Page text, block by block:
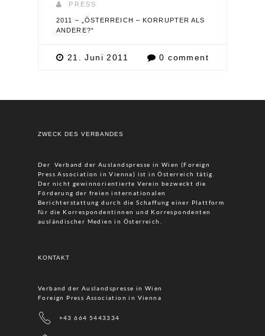
PRESS
2011 – „ÖSTERREICH – KORRUPTER ALS
ANDERE?“
21. Juni 2011 0 comment
ZWECK DES VERBANDES
Der Verband der Auslandspresse in Wien (Foreign
Press Association in Vienna) ist in Österreich tätig.
Der nicht gewinnorientierte Verein bezweckt die
Förderung der freien internationalen
Berichterstattung durch die Schaffung einer Plattform
für die Korrespondentinnen und Korrespondenten
ausländischer Medien in Österreich.
KONTAKT
Verband der Auslandspresse in Wien
Foreign Press Association in Vienna
+43 664 5443334